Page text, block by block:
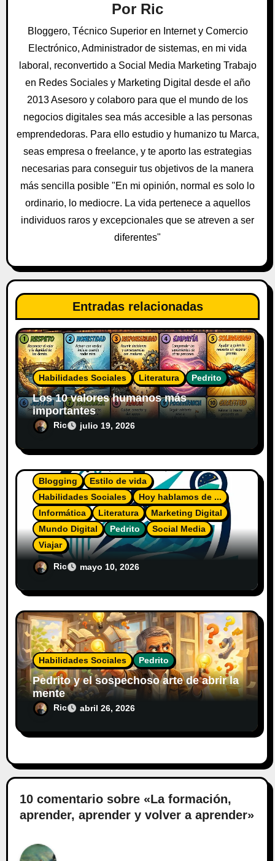
n
d
e
e
n
t
r
a
d
s
Por Ric
Bloggero, Técnico Superior en Internet y Comercio
Electrónico, Administrador de sistemas, en mi vida
laboral, reconvertido a Social Media Marketing Trabajo
en Redes Sociales y Marketing Digital desde el año
2013 Asesoro y colaboro para que el mundo de los
negocios digitales sea más accesible a las personas
emprendedoras. Para ello estudio y humanizo tu Marca,
seas empresa o freelance, y te aporto las estrategias
necesarias para conseguir tus objetivos de la manera
más sencilla posible "En mi opinión, normal es solo lo
ordinario, lo mediocre. La vida pertenece a aquellos
individuos raros y excepcionales que se atreven a ser
diferentes"
Entradas relacionadas
Habilidades Sociales Literatura Pedrito
Los 10 valores humanos más
importantes
Ric julio 19, 2026
Blogging
Estilo de vida
Habilidades Sociales
Hoy hablamos de ...
Informática
Literatura
Marketing Digital
Mundo Digital
Pedrito
Social Media
Viajar
El Diario del Explorador Digital
Ric mayo 10, 2026
Habilidades Sociales Pedrito
Pedrito y el sospechoso arte de abrir la
mente
Ric abril 26, 2026
10 comentario sobre «La formación,
aprender, aprender y volver a aprender»